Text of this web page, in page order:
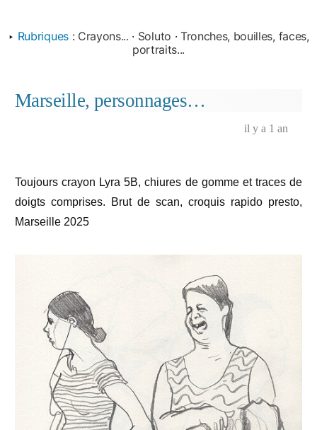
‣ Rubriques : Crayons... · Soluto · Tronches, bouilles, faces,
portraits...
Marseille, personnages…
il y a 1 an
Toujours crayon Lyra 5B, chiures de gomme et traces de
doigts comprises. Brut de scan, croquis rapido presto,
Marseille 2025